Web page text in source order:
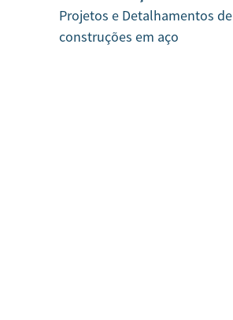
Projetos e Detalhamentos de
construções em aço